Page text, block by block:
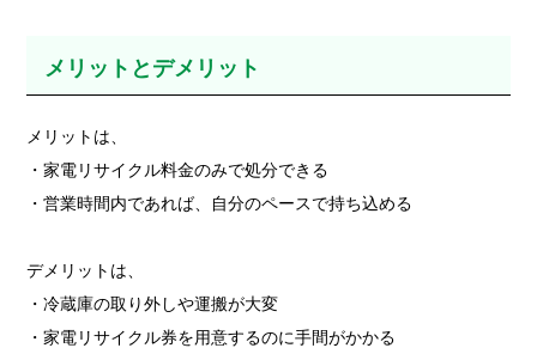
メリットとデメリット
メリットは、
・家電リサイクル料金のみで処分できる
・営業時間内であれば、自分のペースで持ち込める
デメリットは、
・冷蔵庫の取り外しや運搬が大変
・家電リサイクル券を用意するのに手間がかかる